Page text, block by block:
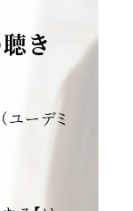
き
ユーデミ